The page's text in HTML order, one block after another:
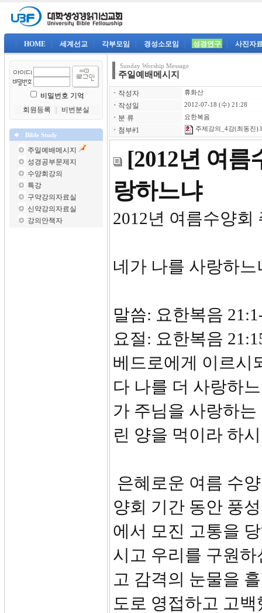
HOME 세계선교 각부모임 경성소모임 성경연구 사진자
비밀번호 기억
회원등록
비번분실
Bible Study
주일예배메시지
성경공부문제지
수양회강의
특강
구약강의자료실
신약강의자료실
강의안책자
Sunday Worship Message
주일예배메시지
ㆍ 작성자 휴화산
ㆍ 작성일 2012-07-18 (수) 21:28
ㆍ 분 류 요한복음
ㆍ 첨부#1 주제강의_4강(최동진
[2012년 여름
랑하느냐
2012년 여름
네가 나를 사랑하느
말씀: 요한복음
요절: 요한복음
베드로에게 이르시
다 나를 더 사랑하
가 주님을 사랑하
린 양을 먹이라 하
은혜로운 여름 수
양회 기간 동안 풍
에서 모진 고통을
시고 우리를 구원
고 감격의 눈물을
도로 영접하고 고